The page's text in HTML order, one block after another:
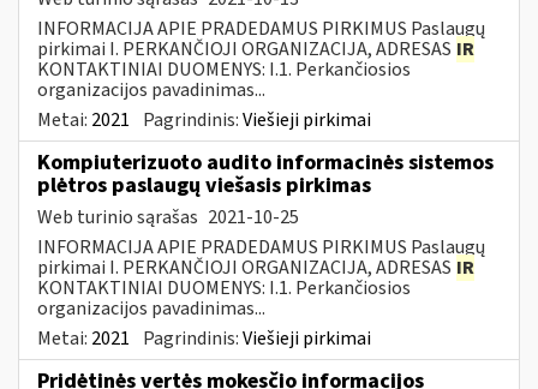
INFORMACIJA APIE PRADEDAMUS PIRKIMUS Paslaugų
pirkimai I. PERKANČIOJI ORGANIZACIJA, ADRESAS IR
KONTAKTINIAI DUOMENYS: I.1. Perkančiosios
organizacijos pavadinimas...
Metai: 2021 Pagrindinis:Viešieji pirkimai
Kompiuterizuoto audito informacinės sistemos
plėtros paslaugų viešasis pirkimas
Web turinio sąrašas 2021-10-25
INFORMACIJA APIE PRADEDAMUS PIRKIMUS Paslaugų
pirkimai I. PERKANČIOJI ORGANIZACIJA, ADRESAS IR
KONTAKTINIAI DUOMENYS: I.1. Perkančiosios
organizacijos pavadinimas...
Metai: 2021 Pagrindinis:Viešieji pirkimai
Pridėtinės vertės mokesčio informacijos